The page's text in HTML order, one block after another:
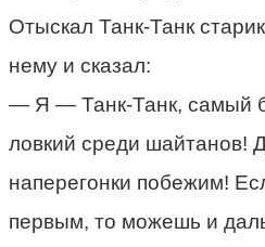
Отыскал Танк-Танк
нему и сказал:
— Я — Танк-Танк, самый
ловкий среди шайтанов!
наперегонки побежим!
первым, то можешь и